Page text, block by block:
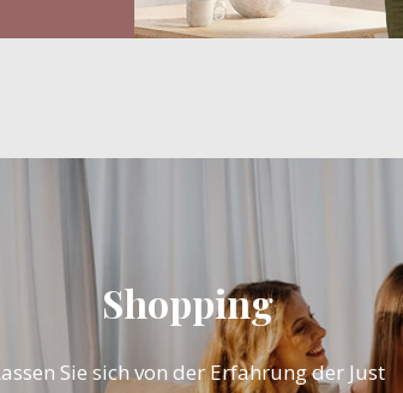
Shopping
Sie sich von der Erfahrung der Just